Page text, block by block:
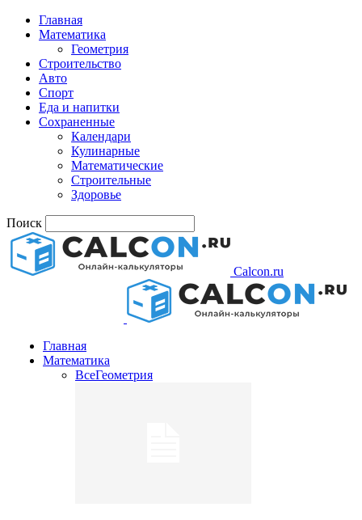
Главная
Математика
Геометрия
Строительство
Авто
Спорт
Еда и напитки
Сохраненные
Календари
Кулинарные
Математические
Строительные
Здоровье
Поиск
Calcon.ru
Главная
Математика
ВсеГеометрия